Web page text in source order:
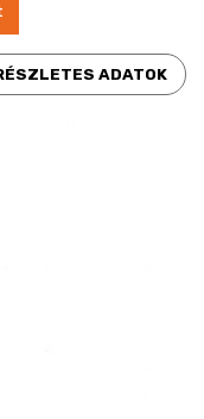
ADATOK